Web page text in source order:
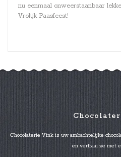
nu eenmaal onweerstaanbaar
Vrolijk Paasfeest!
Chocolaterie Vink is uw ambachtelijke
en verfraai ze met